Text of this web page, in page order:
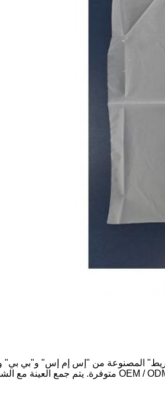
المصنوعة من "إس إم إس" و"بي بي"